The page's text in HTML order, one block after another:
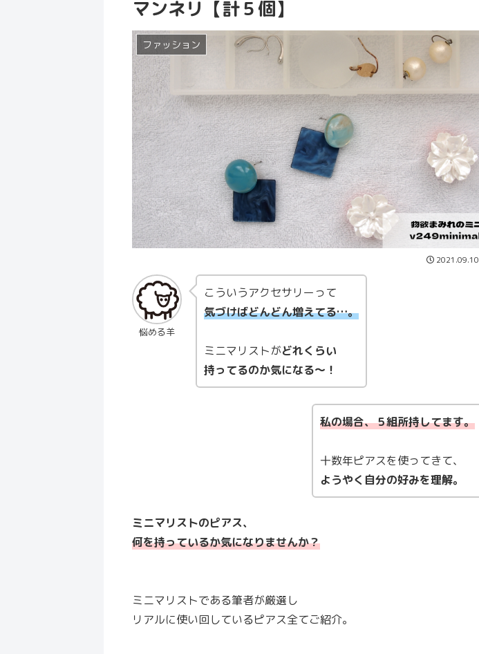
マンネリ【計５個】
ファッション
2021.09.10
悩める羊
こういうアクセサリーって
気づけばどんどん増えてる…。
ミニマリストがどれくらい
持ってるのか気になる〜！
私の場合、５組所持してます。
十数年ピアスを使ってきて、
ようやく自分の好みを理解。
ミニマリストのピアス、
何を持っているか気になりませんか？
ミニマリストである筆者が厳選し
リアルに使い回しているピアス全てご紹介。